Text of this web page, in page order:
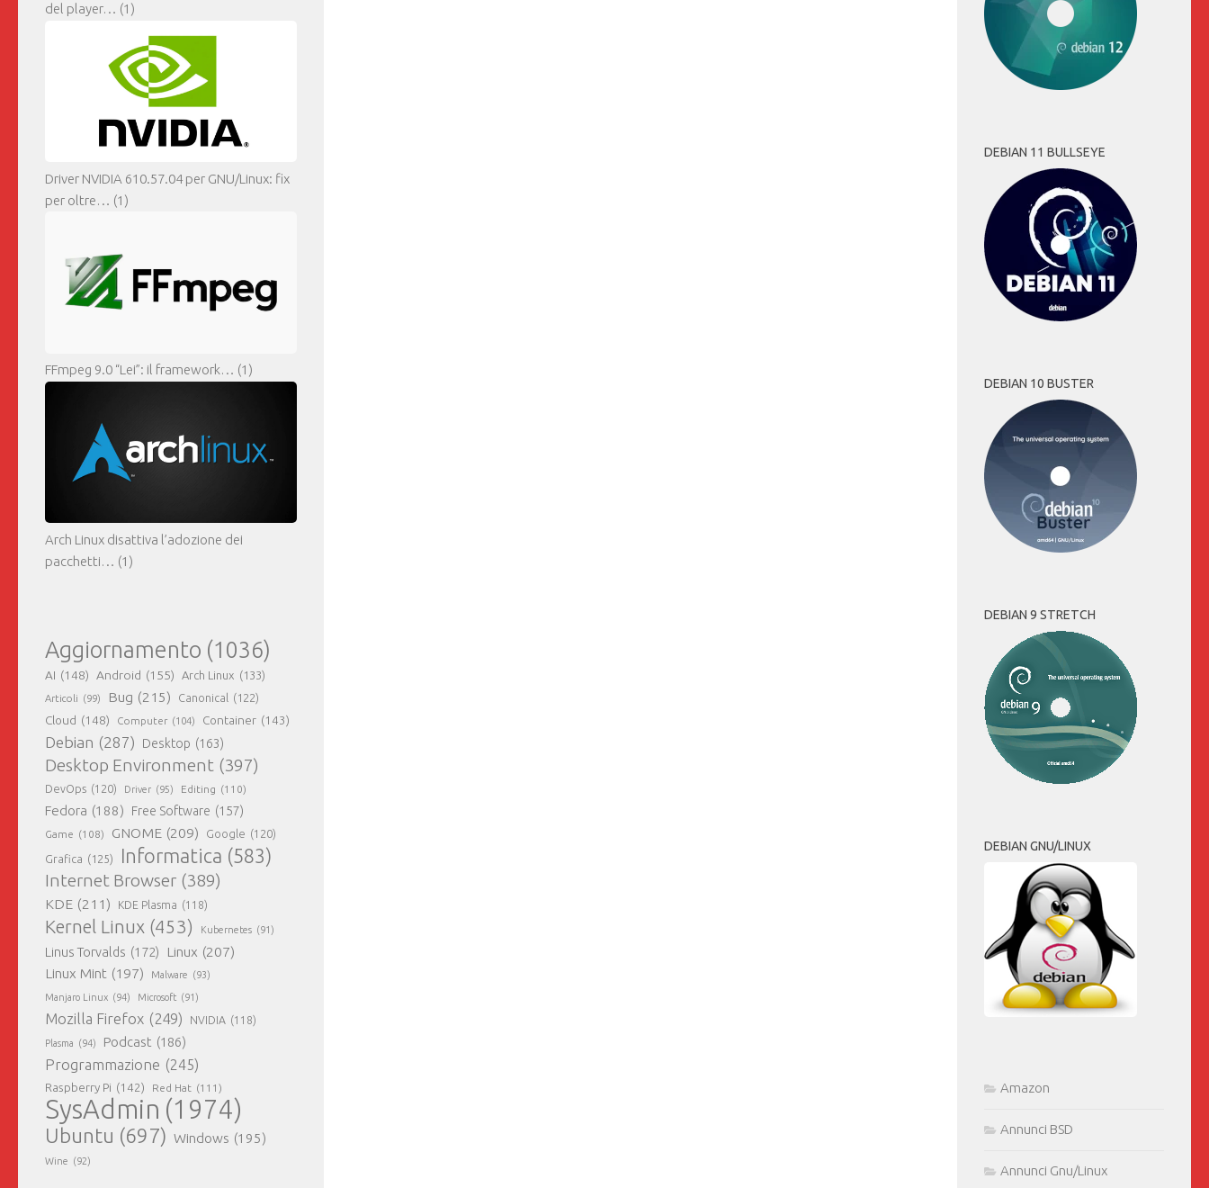
del player… (1)
Driver NVIDIA 610.57.04 per GNU/Linux: fix
per oltre… (1)
FFmpeg 9.0 “Lei”: il framework… (1)
Arch Linux disattiva l’adozione dei
pacchetti… (1)
Aggiornamento (1036)
AI (148) Android (155) Arch Linux (133)
Articoli (99) Bug (215) Canonical (122)
Cloud (148) Computer (104) Container (143)
Debian (287) Desktop (163)
Desktop Environment (397)
DevOps (120) Driver (95) Editing (110)
Fedora (188) Free Software (157)
Game (108) GNOME (209) Google (120)
Grafica (125) Informatica (583)
Internet Browser (389)
KDE (211) KDE Plasma (118)
Kernel Linux (453) Kubernetes (91)
Linus Torvalds (172) Linux (207)
Linux Mint (197) Malware (93)
Manjaro Linux (94) Microsoft (91)
Mozilla Firefox (249) NVIDIA (118)
Plasma (94) Podcast (186)
Programmazione (245)
Raspberry Pi (142) Red Hat (111)
SysAdmin (1974)
Ubuntu (697) Windows (195)
Wine (92)
DEBIAN 11 BULLSEYE
DEBIAN 10 BUSTER
DEBIAN 9 STRETCH
DEBIAN GNU/LINUX
Amazon
Annunci BSD
Annunci Gnu/Linux